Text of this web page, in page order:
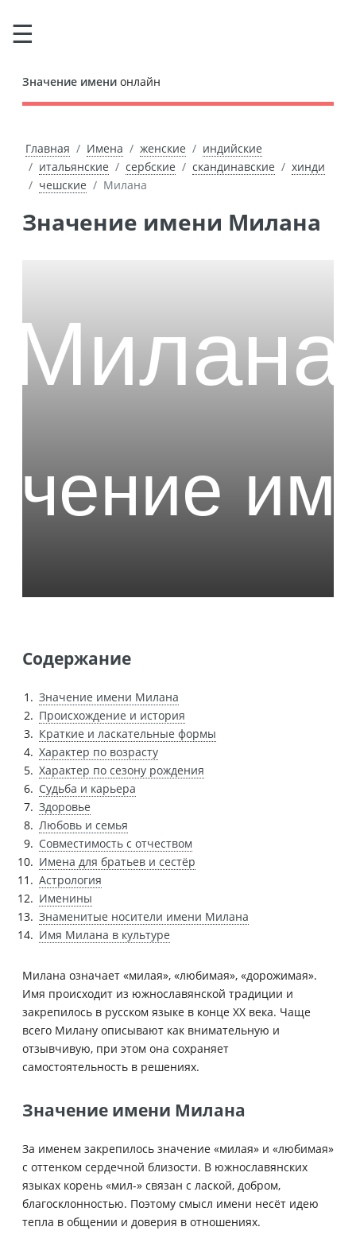
Значение имени онлайн
Главная Имена женские
индийские
итальянские
сербские скандинавские
хинди
чешские
Милана
Значение имени Милана
Содержание
Значение имени Милана
Происхождение и история
Краткие и ласкательные формы
Характер по возрасту
Характер по сезону рождения
Судьба и карьера
Здоровье
Любовь и семья
Совместимость с отчеством
Имена для братьев и сестёр
Астрология
Именины
Знаменитые носители имени Милана
Имя Милана в культуре
Милана означает «милая», «любимая», «дорожимая».
Имя происходит из южнославянской традиции и
закрепилось в русском языке в конце XX века. Чаще
всего Милану описывают как внимательную и
отзывчивую, при этом она сохраняет
самостоятельность в решениях.
Значение имени Милана
За именем закрепилось значение «милая» и «любимая»
с оттенком сердечной близости. В южнославянских
языках корень «мил-» связан с лаской, добром,
благосклонностью. Поэтому смысл имени несёт идею
тепла в общении и доверия в отношениях.